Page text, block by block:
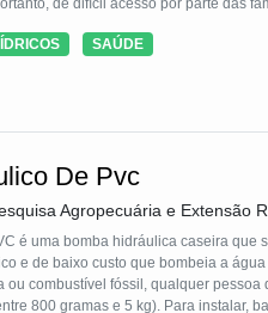
SAÚDE
De Pvc
Agropecuária e Extensão
é uma bomba hidráulica caseira que
e de baixo custo que bombeia a
ou combustível fóssil, qualquer
que ela participe de alguma capacitação,